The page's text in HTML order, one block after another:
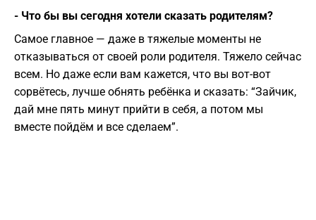
- Что бы вы сегодня хотели сказать родителям?
Самое главное — даже в тяжелые моменты не
отказываться от своей роли родителя. Тяжело сейчас
всем. Но даже если вам кажется, что вы вот-вот
сорвётесь, лучше обнять ребёнка и сказать: “Зайчик,
дай мне пять минут прийти в себя, а потом мы
вместе пойдём и все сделаем”.